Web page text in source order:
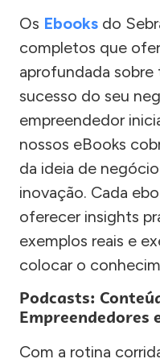
Os Ebooks do
completos que
aprofundada sobre
sucesso do seu
empreendedor
nossos eBooks
da ideia de
inovação. Cada
oferecer insights
exemplos reais e
colocar o
Podcasts:
Empreendedores
Com a rotina